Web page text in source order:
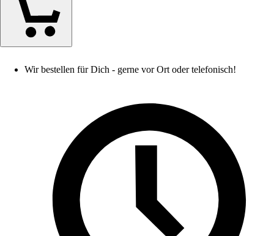
Wir bestellen für Dich - gerne vor Ort oder telefonisch!